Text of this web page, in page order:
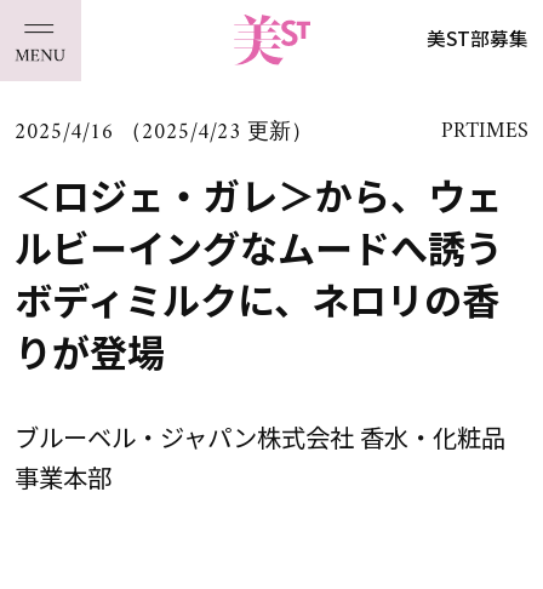
美ST部募集
2025/4/16 （2025/4/23 更新） PRTIMES
＜ロジェ・ガレ＞から、ウェ
ルビーイングなムードへ誘う
ボディミルクに、ネロリの香
りが登場
ブルーベル・ジャパン株式会社 香水・化粧品
事業本部